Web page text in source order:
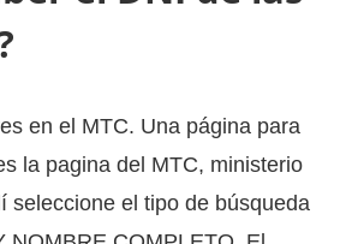
en el MTC. Una página para
la pagina del MTC, ministerio
seleccione el tipo de búsqueda